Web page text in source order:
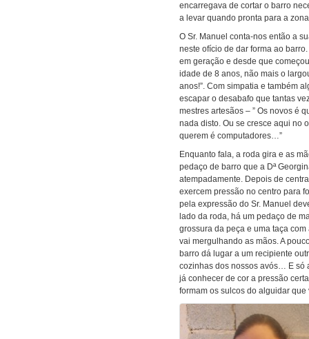
encarregava de cortar o barro
a levar quando pronta para a
O Sr. Manuel conta-nos então a
neste ofício de dar forma ao
em geração e desde que
idade de 8 anos, não mais o
anos!”. Com simpatia e também
escapar o desabafo que tantas
mestres artesãos – ” Os novos é
nada disto. Ou se cresce aqui no
querem é computadores…”
Enquanto fala, a roda gira e as
pedaço de barro que a Dª
atempadamente. Depois de
exercem pressão no centro para
pela expressão do Sr. Manuel
lado da roda, há um pedaço de
grossura da peça e uma taça
vai mergulhando as mãos. A
barro dá lugar a um recipiente
cozinhas dos nossos avós… E só
já conhecer de cor a pressão
formam os sulcos do alguidar que